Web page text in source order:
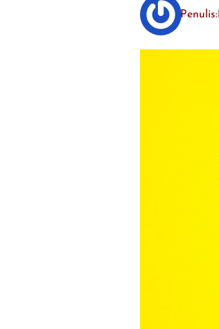
Penulis: